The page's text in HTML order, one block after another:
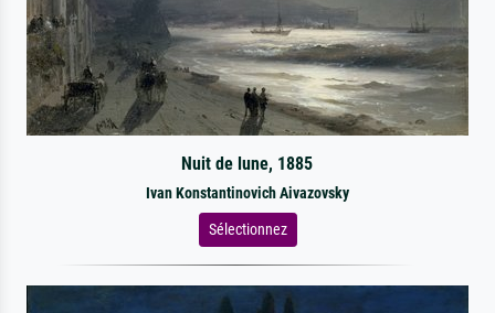
Nuit de lune, 1885
Ivan Konstantinovich Aivazovsky
Sélectionnez